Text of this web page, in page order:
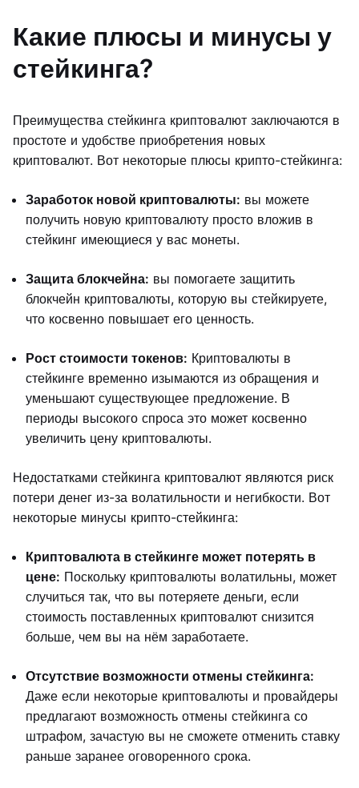
Какие плюсы и минусы у
стейкинга?
Преимущества стейкинга криптовалют заключаются в
простоте и удобстве приобретения новых
криптовалют. Вот некоторые плюсы крипто-стейкинга:
Заработок новой криптовалюты: вы можете
получить новую криптовалюту просто вложив в
стейкинг имеющиеся у вас монеты.
Защита блокчейна: вы помогаете защитить
блокчейн криптовалюты, которую вы стейкируете,
что косвенно повышает его ценность.
Рост стоимости токенов: Криптовалюты в
стейкинге временно изымаются из обращения и
уменьшают существующее предложение. В
периоды высокого спроса это может косвенно
увеличить цену криптовалюты.
Недостатками стейкинга криптовалют являются риск
потери денег из-за волатильности и негибкости. Вот
некоторые минусы крипто-стейкинга:
Криптовалюта в стейкинге может потерять в
цене: Поскольку криптовалюты волатильны, может
случиться так, что вы потеряете деньги, если
стоимость поставленных криптовалют снизится
больше, чем вы на нём заработаете.
Отсутствие возможности отмены стейкинга:
Даже если некоторые криптовалюты и провайдеры
предлагают возможность отмены стейкинга со
штрафом, зачастую вы не сможете отменить ставку
раньше заранее оговоренного срока.